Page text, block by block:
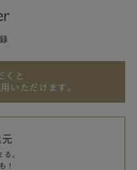
くと
いただけます。
。
！